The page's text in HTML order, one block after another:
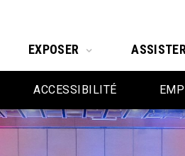
EXPOSER ASSISTER
ACCESSIBILITÉ